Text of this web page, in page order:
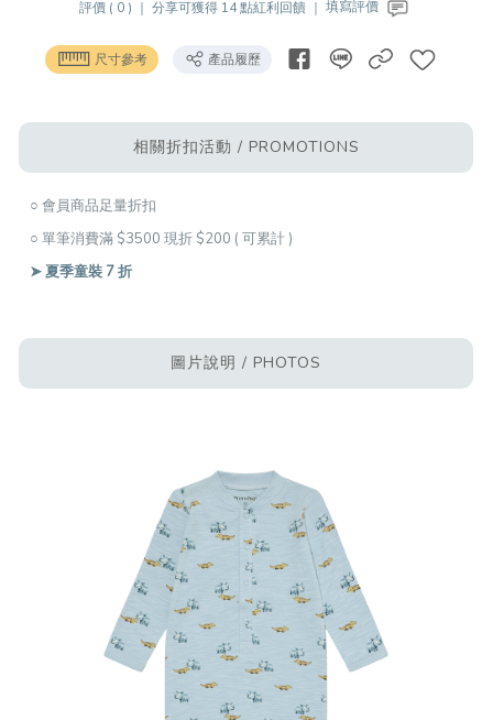
評價 ( 0 ) ｜分享可獲得 14 點紅利回饋 ｜填寫評價
尺寸參考 產品履歷
相關折扣活動 / PROMOTIONS
○ 會員商品足量折扣
○ 單筆消費滿 $3500 現折 $200 ( 可累計 )
➤ 夏季童裝 7 折
圖片說明 / PHOTOS